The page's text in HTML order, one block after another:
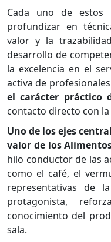
Cada uno de estos
profundizar en
valor y la
desarrollo de
la excelencia en el
activa de
el carácter práctico
contacto directo con
Uno de los ejes
valor de los
hilo conductor de las
como el café, el
representativas de
protagonista,
conocimiento del
sala.